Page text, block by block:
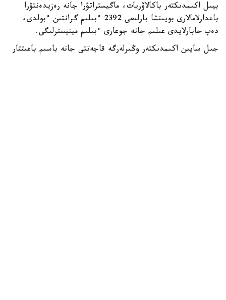
بيىل اكىمدىكتەر باكالاۆريات، ماگيستراتۋرا جانە رەزيدەنتۋرا
باعدارلامالارى بويىنشا بارلىعى 2392 ءبىلىم گرانتىن ءبولدى،
دەپ حابارلايدى عىلىم جانە جوعارى ءبىلىم مينيسترلىگى.
جىل سايىن اكىمدىكتەر وڭىرلەرگە قاجەتتى جانە باسىم باعىتتار